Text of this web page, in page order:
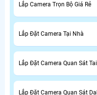
Lắp Camera Trọn Bộ Giá Rẻ
Lắp Đặt Camera Tại Nhà
Lắp Đặt Camera Quan Sát
Lắp Đặt Camera Quan Sát